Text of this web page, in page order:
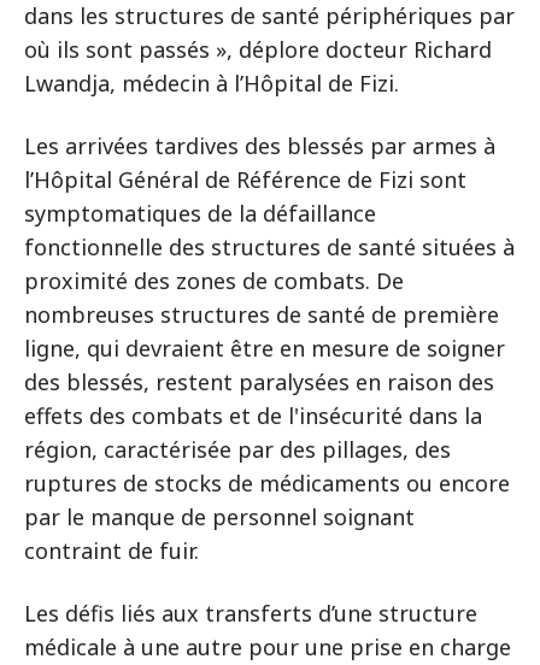
dans les structures de santé périphériques par
où ils sont passés », déplore docteur Richard
Lwandja, médecin à l’Hôpital de Fizi.
Les arrivées tardives des blessés par armes à
l’Hôpital Général de Référence de Fizi sont
symptomatiques de la défaillance
fonctionnelle des structures de santé situées à
proximité des zones de combats. De
nombreuses structures de santé de première
ligne, qui devraient être en mesure de soigner
des blessés, restent paralysées en raison des
effets des combats et de l'insécurité dans la
région, caractérisée par des pillages, des
ruptures de stocks de médicaments ou encore
par le manque de personnel soignant
contraint de fuir.
Les défis liés aux transferts d’une structure
médicale à une autre pour une prise en charge